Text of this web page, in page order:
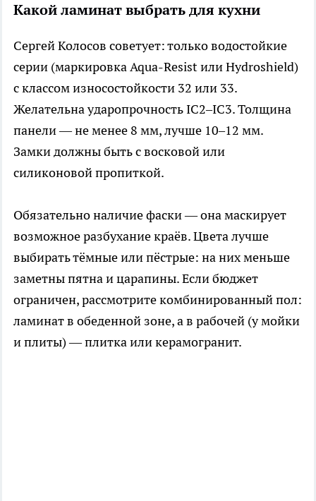
Какой ламинат выбрать для кухни
Сергей Колосов советует: только водостойкие
серии (маркировка Aqua-Resist или Hydroshield)
с классом износостойкости 32 или 33.
Желательна ударопрочность IC2–IC3. Толщина
панели — не менее 8 мм, лучше 10–12 мм.
Замки должны быть с восковой или
силиконовой пропиткой.
Обязательно наличие фаски — она маскирует
возможное разбухание краёв. Цвета лучше
выбирать тёмные или пёстрые: на них меньше
заметны пятна и царапины. Если бюджет
ограничен, рассмотрите комбинированный пол:
ламинат в обеденной зоне, а в рабочей (у мойки
и плиты) — плитка или керамогранит.